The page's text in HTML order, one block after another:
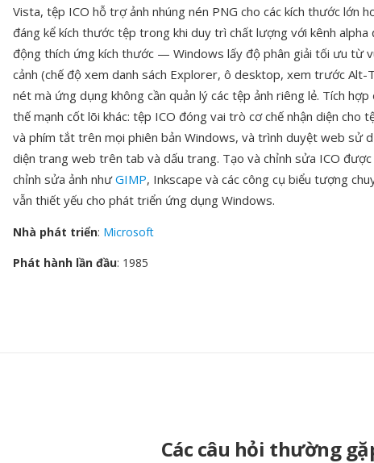
Vista, tệp ICO hỗ trợ ảnh nhúng nén PNG cho các kích thước lớn
đáng kể kích thước tệp trong khi duy trì chất lượng với kênh
động thích ứng kích thước — Windows lấy độ phân giải tối ưu từ
cảnh (chế độ xem danh sách Explorer, ô desktop, xem trước Alt-
nét mà ứng dụng không cần quản lý các tệp ảnh riêng lẻ. Tích
thế mạnh cốt lõi khác: tệp ICO đóng vai trò cơ chế nhận diện cho
và phím tắt trên mọi phiên bản Windows, và trình duyệt web sử
diện trang web trên tab và dấu trang. Tạo và chỉnh sửa ICO
chỉnh sửa ảnh nhưGIMP, Inkscape và các công cụ biểu tượng
vẫn thiết yếu cho phát triển ứng dụng Windows.
Nhà phát triển: Microsoft
Phát hành lần đầu: 1985
Các câu hỏi thường